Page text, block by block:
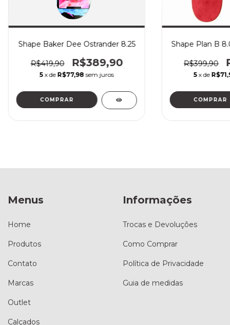
Shape Baker Dee Ostrander 8.25
R$419,90 R$389,90
5 x de R$77,98 sem juros
COMPRAR
Shape Plan B
R$399,90
5 x de
COMPRAR
Menus
Home
Produtos
Contato
Marcas
Outlet
Calçados
Informações
Trocas e Devoluções
Como Comprar
Política de Privacidade
Guia de medidas